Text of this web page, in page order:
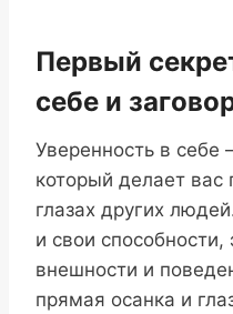
Первый
себе и
Уверенность в
который делает вас
глазах других
и свои способности,
внешности и
прямая осанка и